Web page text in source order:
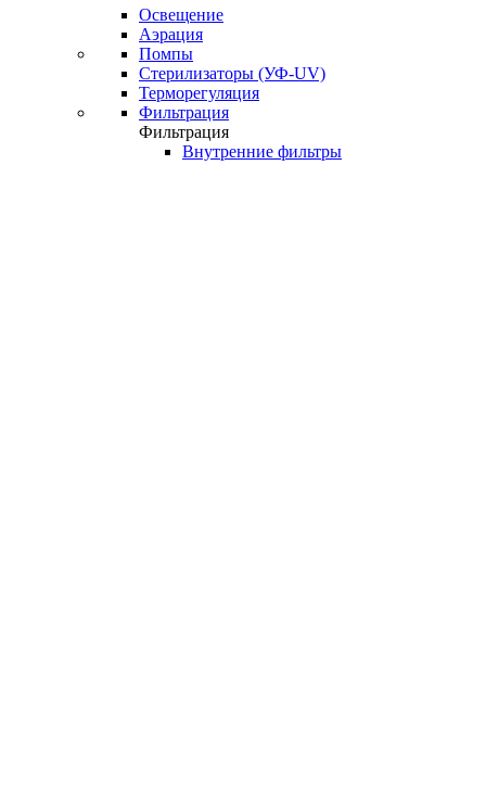
Освещение
Аэрация
Помпы
Стерилизаторы (УФ-UV)
Терморегуляция
Фильтрация
Фильтрация
Внутренние фильтры